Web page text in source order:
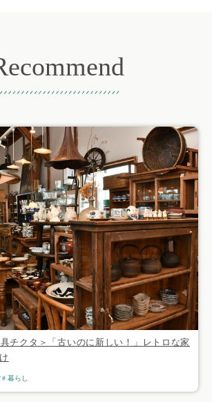
具チクタ＞「古いのに新しい！」レトロな家
暮らし